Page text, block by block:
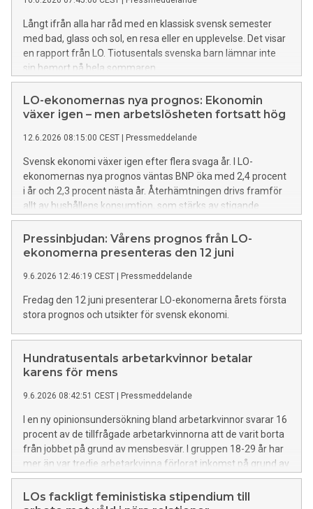
Långt ifrån alla har råd med en klassisk svensk semester
med bad, glass och sol, en resa eller en upplevelse. Det visar
en rapport från LO. Tiotusentals svenska barn lämnar inte
sin hemort på hela sommaren.
LO-ekonomernas nya prognos: Ekonomin
växer igen – men arbetslösheten fortsatt hög
12.6.2026 08:15:00 CEST Pressmeddelande
Svensk ekonomi växer igen efter flera svaga år. I LO-
ekonomernas nya prognos väntas BNP öka med 2,4 procent
i år och 2,3 procent nästa år. Återhämtningen drivs framför
allt av hushållens konsumtion, som stärks av stigande
reallöner.
Pressinbjudan: Vårens prognos från LO-
ekonomerna presenteras den 12 juni
9.6.2026 12:46:19 CEST Pressmeddelande
Fredag den 12 juni presenterar LO-ekonomerna årets första
stora prognos och utsikter för svensk ekonomi.
Hundratusentals arbetarkvinnor betalar
karens för mens
9.6.2026 08:42:51 CEST Pressmeddelande
I en ny opinionsundersökning bland arbetarkvinnor svarar 16
procent av de tillfrågade arbetarkvinnorna att de varit borta
från jobbet på grund av mensbesvär. I gruppen 18-29 år har
mer än var tredje arbetarkvinna förlorat inkomst på grund av
mens. – Karensavdragets konsekvenser för arbetarkvinnor
visar sig tydligt, säger Louise Olsson, vice ordförande för LO.
LOs fackligt feministiska stipendium till